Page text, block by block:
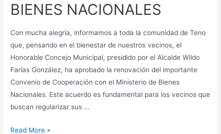
BIENES NACIONALES
Con mucha alegría, informamos a toda la comunidad de Teno
que, pensando en el bienestar de nuestros vecinos, el
Honorable Concejo Municipal, presidido por el Alcalde Wildo
Farías González, ha aprobado la renovación del importante
Convenio de Cooperación con el Ministerio de Bienes
Nacionales. Este acuerdo es fundamental para los vecinos que
buscan regularizar sus …
Read More »